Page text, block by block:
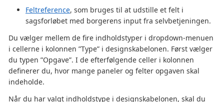
Feltreference, som bruges til at udstille et felt i
sagsforløbet med borgerens input fra selvbetjeningen.
Du vælger mellem de fire indholdstyper i dropdown-menuen
i cellerne i kolonnen ”Type” i designskabelonen. Først vælger
du typen ”Opgave”. I de efterfølgende celler i kolonnen
definerer du, hvor mange paneler og felter opgaven skal
indeholde.
Når du har valgt indholdstype i designskabelonen, skal du